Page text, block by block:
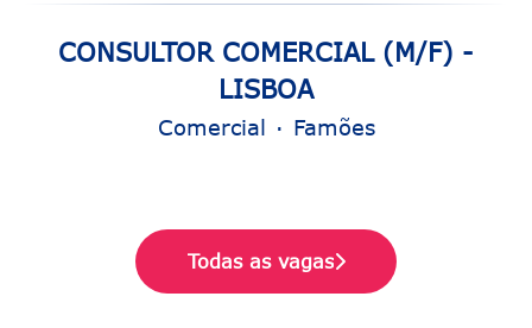
CONSULTOR COMERCIAL (M/F) -
LISBOA
Comercial · Famões
Todas as vagas